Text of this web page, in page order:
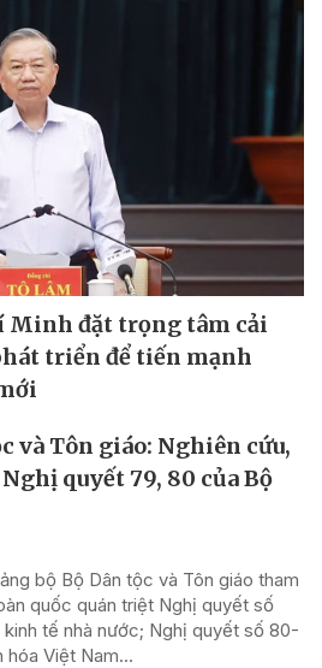
Minh đặt trọng tâm cải
triển để tiến mạnh
và Tôn giáo: Nghiên cứu,
quyết 79, 80 của Bộ
bộ Bộ Dân tộc và Tôn giáo tham
quốc quán triệt Nghị quyết số
tế nhà nước; Nghị quyết số 80-
hóa Việt Nam...